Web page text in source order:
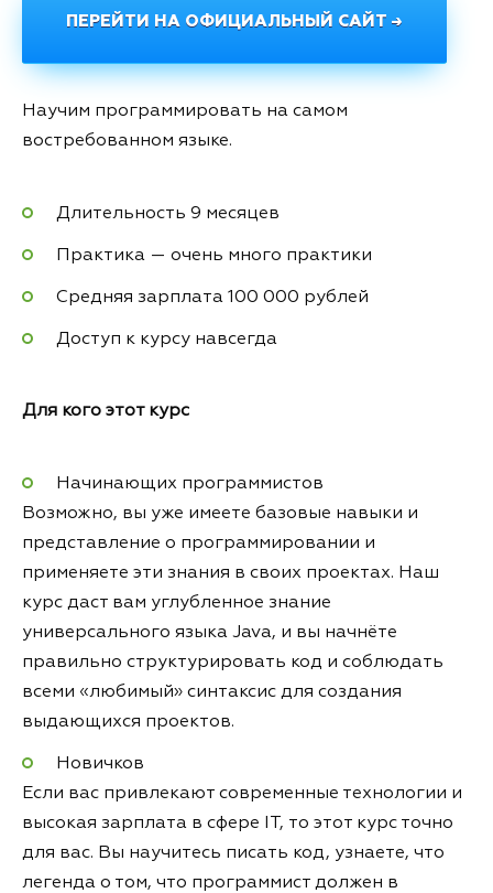
ПЕРЕЙТИ НА ОФИЦИАЛЬНЫЙ САЙТ →
Научим программировать на самом
востребованном языке.
Длительность 9 месяцев
Практика — очень много практики
Средняя зарплата 100 000 рублей
Доступ к курсу навсегда
Для кого этот курс
Начинающих программистов
Возможно, вы уже имеете базовые навыки и
представление о программировании и
применяете эти знания в своих проектах. Наш
курс даст вам углубленное знание
универсального языка Java, и вы начнёте
правильно структурировать код и соблюдать
всеми «любимый» синтаксис для создания
выдающихся проектов.
Новичков
Если вас привлекают современные технологии и
высокая зарплата в сфере IT, то этот курс точно
для вас. Вы научитесь писать код, узнаете, что
легенда о том, что программист должен в